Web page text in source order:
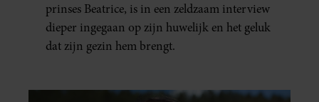
prinses Beatrice, is in een zeldzaam interview
dieper ingegaan op zijn huwelijk en het geluk
dat zijn gezin hem brengt.